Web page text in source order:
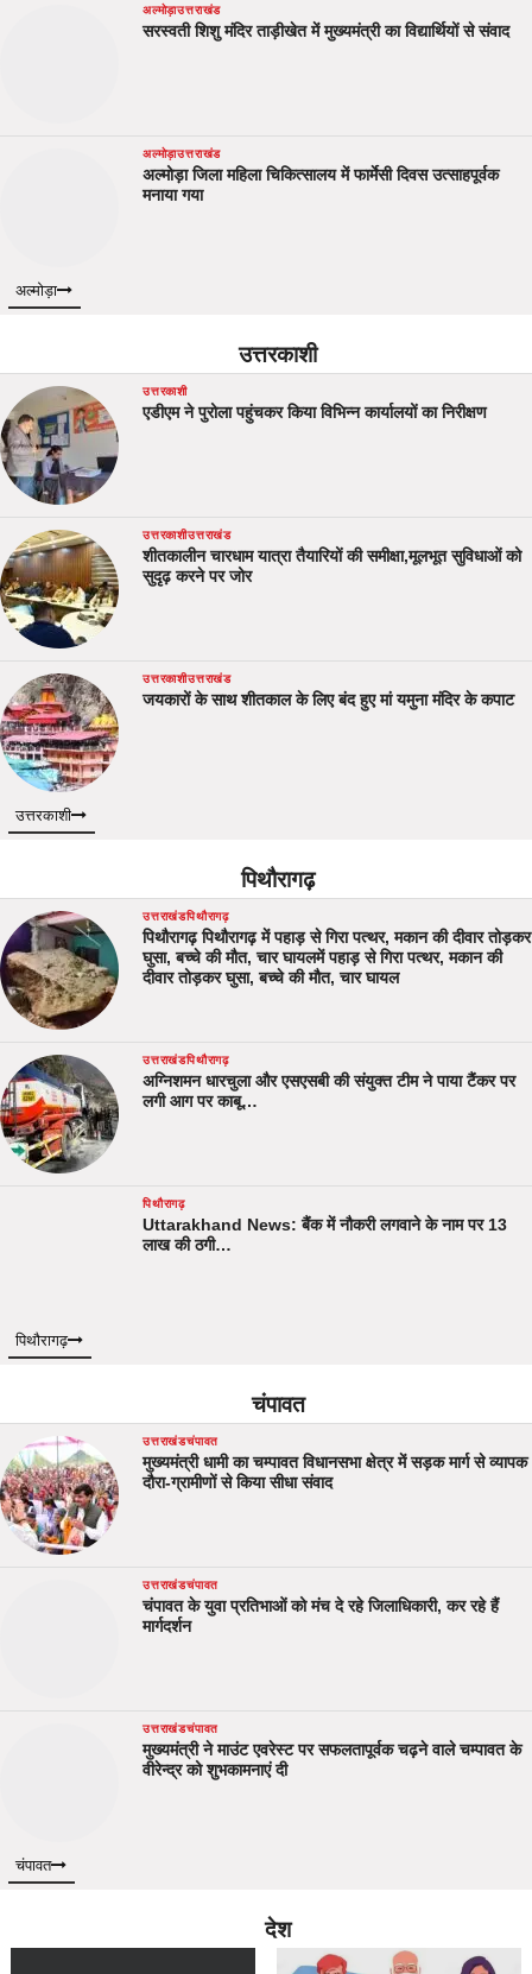
अल्मोड़ाउत्तराखंड
सरस्वती शिशु मंदिर ताड़ीखेत में मुख्यमंत्री का विद्यार्थियों से संवाद
अल्मोड़ाउत्तराखंड
अल्मोड़ा जिला महिला चिकित्सालय में फार्मेसी दिवस उत्साहपूर्वक
मनाया गया
अल्मोड़ा
उत्तरकाशी
उत्तरकाशी
एडीएम ने पुरोला पहुंचकर किया विभिन्न कार्यालयों का निरीक्षण
उत्तरकाशीउत्तराखंड
शीतकालीन चारधाम यात्रा तैयारियों की समीक्षा,मूलभूत सुविधाओं को
सुदृढ़ करने पर जोर
उत्तरकाशीउत्तराखंड
जयकारों के साथ शीतकाल के लिए बंद हुए मां यमुना मंदिर के कपाट
उत्तरकाशी
पिथौरागढ़
उत्तराखंडपिथौरागढ़
पिथौरागढ़ पिथौरागढ़ में पहाड़ से गिरा पत्थर, मकान की दीवार तोड़कर
घुसा, बच्चे की मौत, चार घायलमें पहाड़ से गिरा पत्थर, मकान की
दीवार तोड़कर घुसा, बच्चे की मौत, चार घायल
उत्तराखंडपिथौरागढ़
अग्निशमन धारचुला और एसएसबी की संयुक्त टीम ने पाया टैंकर पर
लगी आग पर काबू…
पिथौरागढ़
Uttarakhand News: बैंक में नौकरी लगवाने के नाम पर 13
लाख की ठगी…
पिथौरागढ़
चंपावत
उत्तराखंडचंपावत
मुख्यमंत्री धामी का चम्पावत विधानसभा क्षेत्र में सड़क मार्ग से व्यापक
दौरा-ग्रामीणों से किया सीधा संवाद
उत्तराखंडचंपावत
चंपावत के युवा प्रतिभाओं को मंच दे रहे जिलाधिकारी, कर रहे हैं
मार्गदर्शन
उत्तराखंडचंपावत
मुख्यमंत्री ने माउंट एवरेस्ट पर सफलतापूर्वक चढ़ने वाले चम्पावत के
वीरेन्द्र को शुभकामनाएं दी
चंपावत
देश